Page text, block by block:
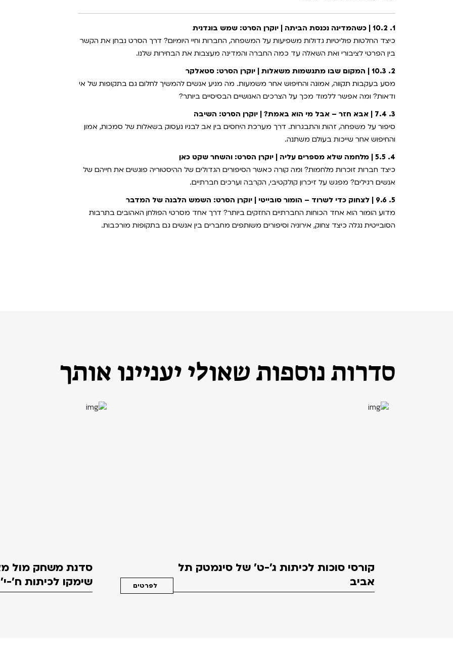
1. 10.2 | כשהמדינה נכנסת הביתה | יוקרן הסרט: שמש בוגדנית
כיצד החלטות פוליטיות גדולות משפיעות על המשפחה, החברות וחיי היומיום? דרך הסרט נבחן את הקשר
בין הפרטי לציבורי ואת השאלה עד כמה החברה והמדינה מעצבות את הבחירות שלנו.
2. 10.3 | המקום שבו מתגשמות משאלות | יוקרן הסרט: סטאלקר
מסע בעקבות תקווה, אמונה והחיפוש אחר משמעות. מה מניע אנשים להמשיך לחלום גם בתקופות של אי
ודאות? ומה אפשר ללמוד מכך על הצרכים האנושיים הבסיסיים ביותר?
3. 7.4 | אבא חזר – אבל מי הוא באמת? | יוקרן הסרט: השיבה
סיפור על משפחה, זהות והתבגרות. דרך מערכת היחסים בין אב לבניו נעסוק בשאלות של סמכות, אמון
והחיפוש אחר שייכות בעולם משתנה.
4. 5.5 | מלחמה שלא מספרים עליה | יוקרן הסרט: והשחר שקט כאן
כיצד חברות זוכרות מלחמות? ומה קורה כאשר הסיפורים הגדולים של ההיסטוריה פוגשים את חייהם של
אנשים רגילים? מפגש על זיכרון קולקטיבי, הקרבה וערכים חברתיים.
5. 9.6 | לצחוק כדי לשרוד – הומור סובייטי | יוקרן הסרט: השמש הלבנה של המדבר
מדוע הומור הוא אחד הכוחות החברתיים החזקים ביותר? דרך אחד מסרטי הפולחן האהובים בתרבות
הסובייטית נגלה כיצד צחוק, אירוניה וסיפורים משותפים מחברים בין אנשים גם בתקופות מורכבות.
סדרות נוספות שאולי יעניינו אותך
קורסי סוכות לכיתות ג'-ט' של סינמטק תל
אביב
לפרטים
סדנת משחק מול
שימקו לכיתות ח'-י'